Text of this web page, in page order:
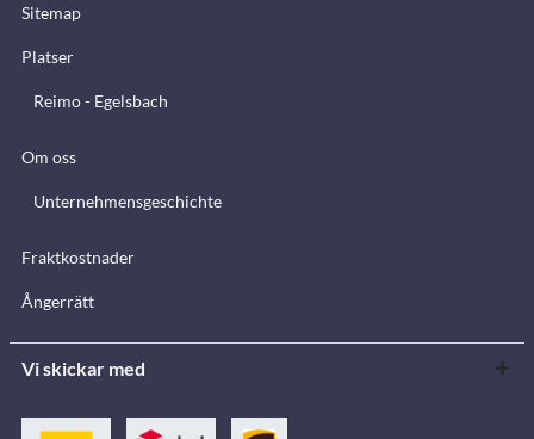
Sitemap
Platser
Reimo - Egelsbach
Om oss
Unternehmensgeschichte
Fraktkostnader
Ångerrätt
Vi skickar med